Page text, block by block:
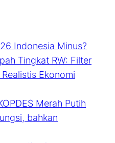
Indonesia Minus?
Tingkat RW: Filter
Ekonomi
Merah Putih
bahkan